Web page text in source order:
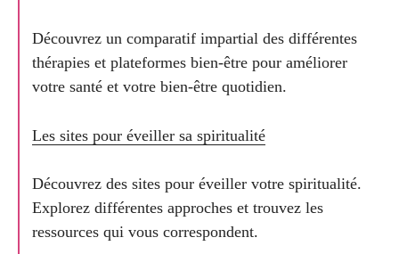
Découvrez un comparatif impartial des différentes
thérapies et plateformes bien-être pour améliorer
votre santé et votre bien-être quotidien.
Les sites pour éveiller sa spiritualité
Découvrez des sites pour éveiller votre spiritualité.
Explorez différentes approches et trouvez les
ressources qui vous correspondent.